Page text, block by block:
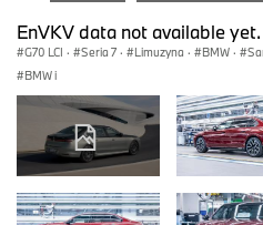
EnVKV data not available yet.
G70 LCI · Seria 7 · Limuzyna · BMW ·
BMW i